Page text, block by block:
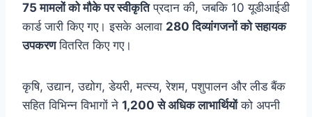
75 मामलों को मौके पर स्वीकृतिप्रदान की, जबकि 10 यूडीआईडी
कार्ड जारी किए गए। इसके अलावा 280 दिव्यांगजनों को सहायक
उपकरणवितरित किए गए।
कृषि, उद्यान, उद्योग, डेयरी, मत्स्य, रेशम, पशुपालन और लीड बैंक
सहित विभिन्न विभागों ने 1,200 से अधिक लाभार्थियोंको अपनी